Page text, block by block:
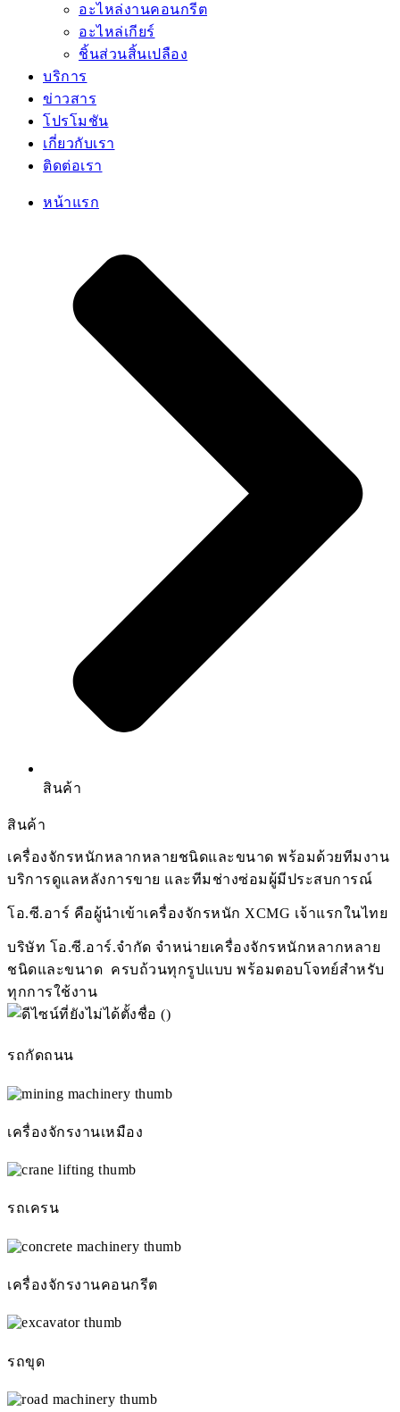
อะไหล่งานคอนกรีต
อะไหล่เกียร์
ชิ้นส่วนสิ้นเปลือง
บริการ
ข่าวสาร
โปรโมชัน
เกี่ยวกับเรา
ติดต่อเรา
หน้าแรก
สินค้า
สินค้า
เครื่องจักรหนักหลากหลายชนิดและขนาด พร้อมด้วยทีมงาน
บริการดูแลหลังการขาย และทีมช่างซ่อมผู้มีประสบการณ์
โอ.ซี.อาร์ คือผู้นำเข้าเครื่องจักรหนัก XCMG เจ้าแรกในไทย
บริษัท โอ.ซี.อาร์.จำกัด จำหน่ายเครื่องจักรหนักหลากหลาย
ชนิดและขนาด ครบถ้วนทุกรูปแบบ พร้อมตอบโจทย์สำหรับ
ทุกการใช้งาน
รถกัดถนน
เครื่องจักรงานเหมือง
รถเครน
เครื่องจักรงานคอนกรีต
รถขุด